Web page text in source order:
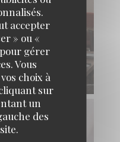
accepter
» ou «
gérer
Vous
choix à
sur
un
des